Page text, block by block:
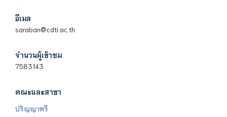
อีเมล
saraban@cdti.ac.th
จำนวนผู้เข้าชม
7583143
คณะและสาขา
ปริญญาตรี